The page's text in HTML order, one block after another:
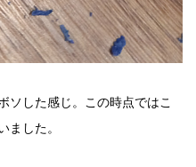
ソした感じ。この時点ではこ
ました。